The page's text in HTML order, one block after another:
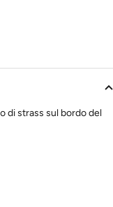
di strass sul bordo del